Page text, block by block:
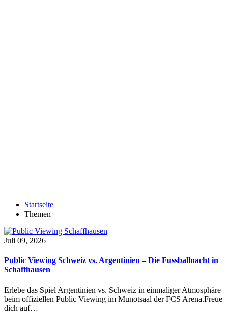
Startseite
Themen
Juli 09, 2026
Public Viewing Schweiz vs. Argentinien – Die Fussballnacht in
Schaffhausen
Erlebe das Spiel Argentinien vs. Schweiz in einmaliger Atmosphäre
beim offiziellen Public Viewing im Munotsaal der FCS Arena.Freue
dich auf…